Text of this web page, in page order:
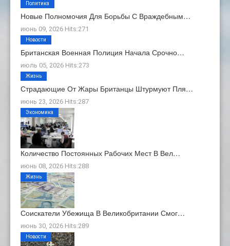
Новые Полномочия Для Борьбы С Враждебным…
июнь 09, 2026 Hits:271
Политика
Британская Военная Полиция Начала Срочно…
июль 05, 2026 Hits:273
Новости
Страдающие От Жары Британцы Штурмуют Пля…
июнь 23, 2026 Hits:287
Жизнь
Количество Постоянных Рабочих Мест В Вел…
июнь 08, 2026 Hits:288
Экономика
Соискатели Убежища В Великобритании Смог…
июнь 30, 2026 Hits:289
Жизнь
Новости